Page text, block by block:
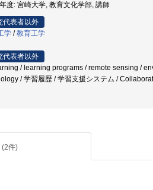
度: 宮崎大学, 教育文化学部, 講師
代表者以外
学 /教育工学
代表者以外
/ learning programs / remote sensing /
/ 学習履歴 / 学習支援システム /
(2件)